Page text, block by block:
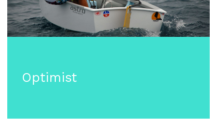
Optimist